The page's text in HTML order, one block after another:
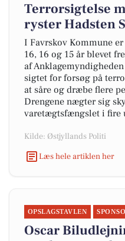
Terrorsigtelse
ryster Hadsten
I Favrskov Kommune
16, 16 og 15 år blevet
af
sigtet for forsøg på
at såre og dræbe flere
Drengene nægter sig
varetægtsfængslet i fire
Kilde: Østjyllands Politi
Læs hele artiklen her
OPSLAGSTAVLEN
Oscar